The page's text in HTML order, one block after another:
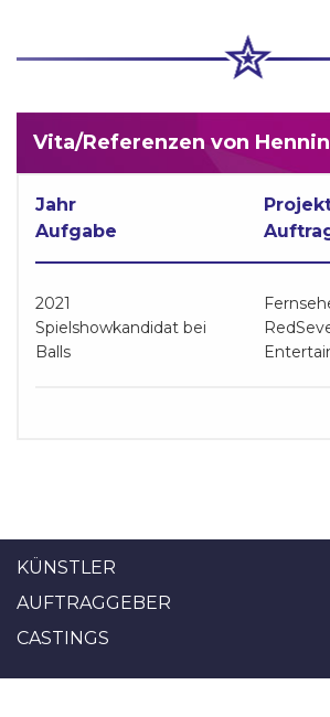
Vita/Referenzen von
Jahr
Aufgabe
2021
Spielshowkandidat bei
Balls
KÜNSTLER
AUFTRAGGEBER
CASTINGS